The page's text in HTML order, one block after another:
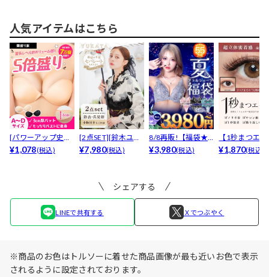
人気アイテムはこちら
[パワーアップ史上
最強5倍盛りアップ
¥1,078(税込)
[2点SET][鈴木ユリ
ア(baby)...
¥7,980(税込)
8/8再販!【福袋★
ブラセット3点
¥3,980(税込)
【1秒まつエ
リュームタイ
¥1,870(税込)
シェアする
LINEで共有する Ｘでつぶやく
※商品のお色はトルソーに着せた商品画像が最も近いお色で表示
されるように設定されております。